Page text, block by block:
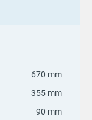
670 mm
355 mm
90 mm